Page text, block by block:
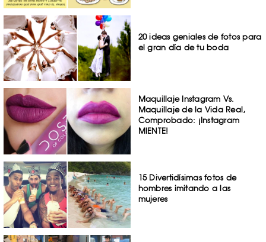
20 ideas geniales de fotos para
el gran día de tu boda
Maquillaje Instagram Vs.
Maquillaje de la Vida Real,
Comprobado: ¡Instagram
MIENTE!
15 Divertidísimas fotos de
hombres imitando a las
mujeres